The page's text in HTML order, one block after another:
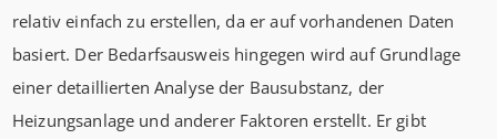
relativ einfach zu erstellen, da er auf vorhandenen Daten
basiert. Der Bedarfsausweis hingegen wird auf Grundlage
einer detaillierten Analyse der Bausubstanz, der
Heizungsanlage und anderer Faktoren erstellt. Er gibt